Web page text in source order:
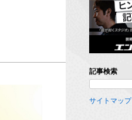
記事検索
サイトマップ